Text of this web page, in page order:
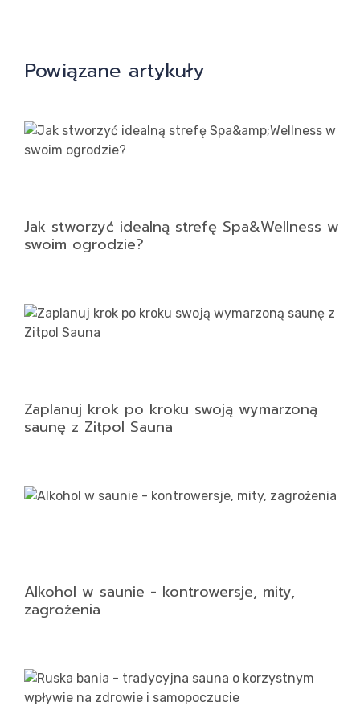
Powiązane artykuły
Jak stworzyć idealną strefę Spa&Wellness w
swoim ogrodzie?
Zaplanuj krok po kroku swoją wymarzoną
saunę z Zitpol Sauna
Alkohol w saunie - kontrowersje, mity,
zagrożenia